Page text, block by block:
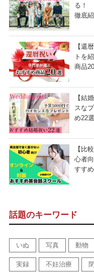
る！
徹底紹
【還
トを
商品
【結
スな
め22選
【比
心者
すす
話題のキーワード
いぬ 写真 動物
実録 不妊治療